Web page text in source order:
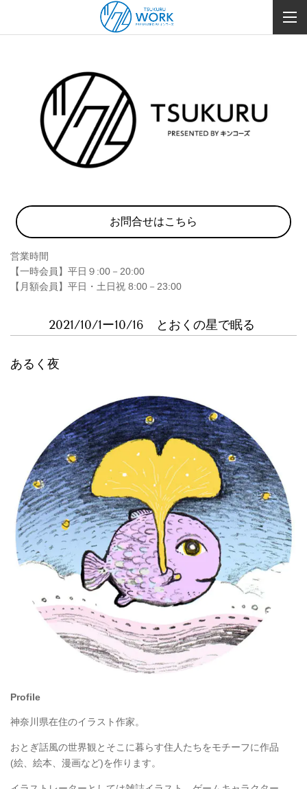
お問合せはこちら
営業時間
【一時会員】平日９:00－20:00
【月額会員】平日・土日祝 8:00－23:00
2021/10/1ー10/16 とおくの星で眠る
あるく夜
Profile
神奈川県在住のイラスト作家。
おとぎ話風の世界観とそこに暮らす住人たちをモチーフに作品
(絵、絵本、漫画など)を作ります。